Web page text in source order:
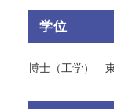
学位
博士（工学）